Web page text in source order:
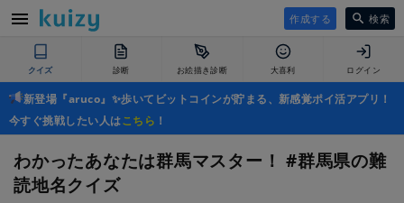
作成する 検索
クイズ 診断 お絵描き診断 大喜利 ログイン
新登場『aruco』✨歩いてビットコインが貯まる、新感覚ポイ活アプリ！
今すぐ挑戦したい人はこちら ！
わかったあなたは群馬マスター！ #群馬県の難
読地名クイズ